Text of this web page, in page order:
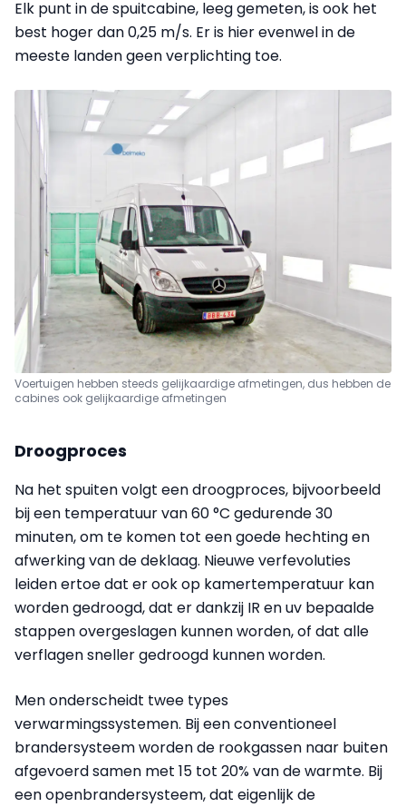
Elk punt in de spuitcabine, leeg gemeten, is ook het
best hoger dan 0,25 m/s. Er is hier evenwel in de
meeste landen geen verplichting toe.
Voertuigen hebben steeds gelijkaardige afmetingen, dus hebben de
cabines ook gelijkaardige afmetingen
Droogproces
Na het spuiten volgt een droogproces, bijvoorbeeld
bij een temperatuur van 60 °C gedurende 30
minuten, om te komen tot een goede hechting en
afwerking van de deklaag. Nieuwe verfevoluties
leiden ertoe dat er ook op kamertemperatuur kan
worden gedroogd, dat er dankzij IR en uv bepaalde
stappen overgeslagen kunnen worden, of dat alle
verflagen sneller gedroogd kunnen worden.
Men onderscheidt twee types
verwarmingssystemen. Bij een conventioneel
brandersysteem worden de rookgassen naar buiten
afgevoerd samen met 15 tot 20% van de warmte. Bij
een openbrandersysteem, dat eigenlijk de